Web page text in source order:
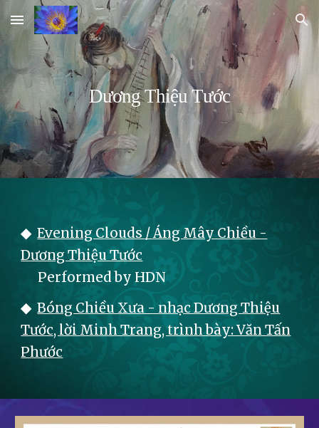
Skip to main content Skip to navigation
Dương Thiệu Tước
◆ Evening Clouds / Áng Mây Chiều -
Dương Thiệu Tước
Performed by HDN
◆ Bóng Chiều Xưa - nhạc Dương Thiệu
Tước, lời Minh Trang, trình bày: Văn Tấn
Phước